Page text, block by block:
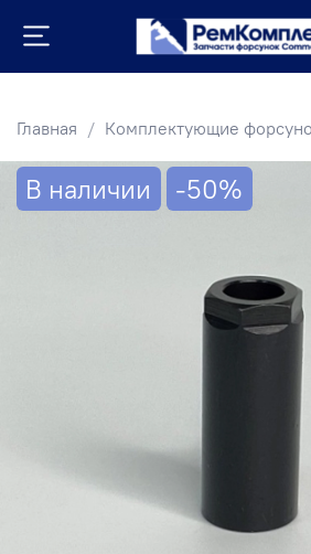
Главная Комплектующие
В наличии -50%